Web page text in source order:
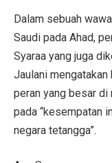
Dalam sebuah
Saudi pada Ahad,
Syaraa yang juga
Jaulani
peran yang besar di
pada “kesempatan
negara tetangga”.